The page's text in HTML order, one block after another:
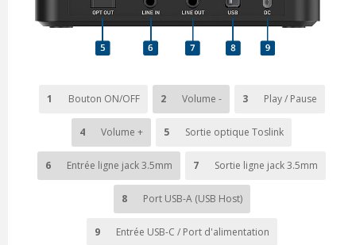
1 Bouton ON/OFF 2 Volume - 3 Play / Pause
4 Volume + 5 Sortie optique Toslink
6 Entrée ligne jack 3.5mm 7 Sortie ligne jack 3.5mm
8 Port USB-A (USB Host)
9 Entrée USB-C / Port d'alimentation